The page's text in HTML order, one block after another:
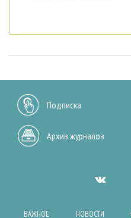
Подписка
Архив журналов
ВАЖНОЕ НОВОСТИ